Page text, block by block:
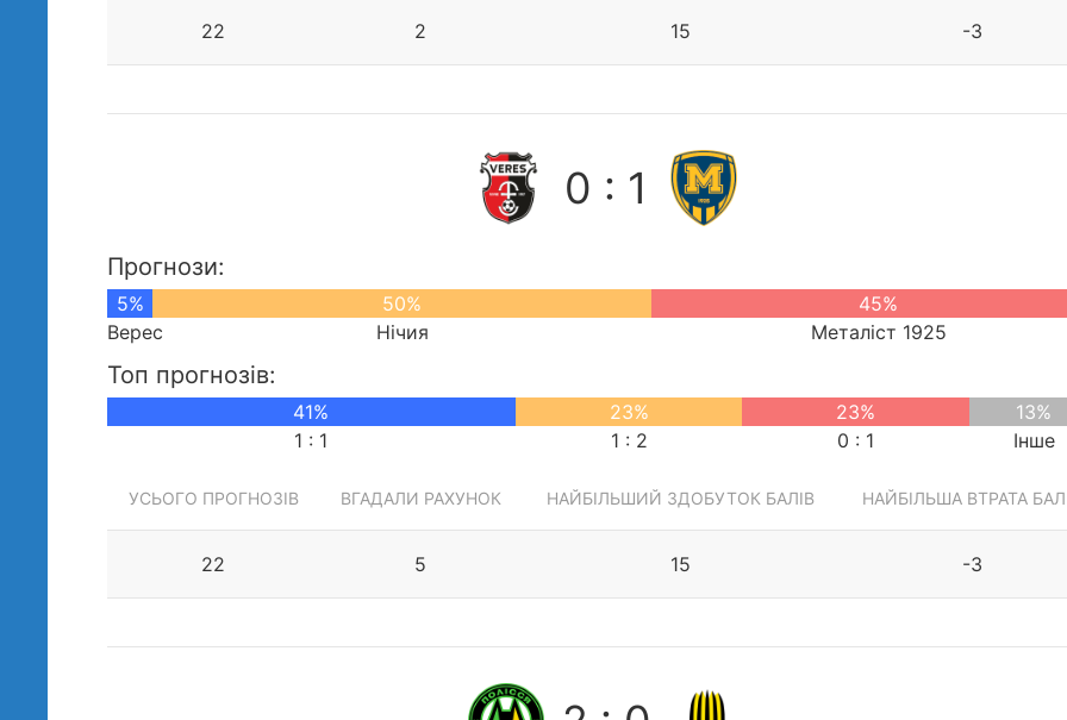
22 2 15 -3
0 : 1
Прогнози:
5% 50%
45%
Верес
Нічия Металіст 1925
Топ прогнозів:
41% 23% 23%
13%
1 : 1
1 : 2 0 : 1 Інше
УСЬОГО ПРОГНОЗІВ ВГАДАЛИ РАХУНОК НАЙБІЛЬШИЙ ЗДОБУТОК БАЛІВ НАЙБІЛЬША ВТРАТА
22 5 15 -3